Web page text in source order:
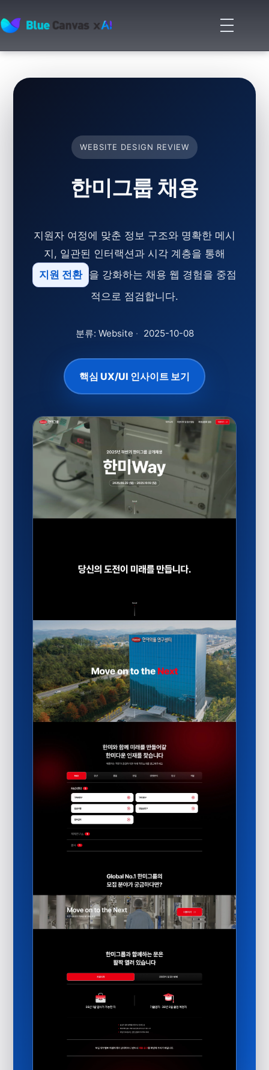
BLUECANVAS
메
뉴
기
WEBSITE DESIGN REVIEW
한미그룹 채용
지원자 여정에 맞춘 정보 구조와 명확한 메시
지, 일관된 인터랙션과 시각 계층을 통해
지원 전환 을 강화하는 채용 웹 경험을 중점
적으로 점검합니다.
분류: Website · 2025-10-08
핵심 UX/UI 인사이트 보기